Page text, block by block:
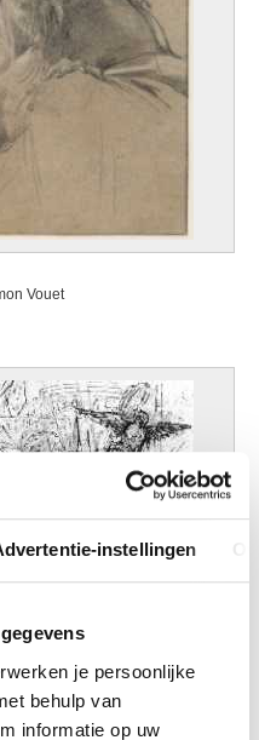
instellingen
je persoonlijke
behulp van
informatie op uw
Vouet